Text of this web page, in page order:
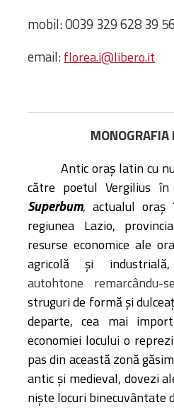
Cuvântul
mobil: 0039 329 628 39 56
email:florea.i@libero.it
MONOGRAFIA
Antic oraș latin cu
către poetul Vergilius în
Superbum, actualul oraș
regiunea Lazio,
resurse economice ale
agricolă și
autohtone
struguri de formă și
departe, cea mai
economiei locului o
pas din această zonă
antic și medieval, dovezi
niște locuri binecuvântate